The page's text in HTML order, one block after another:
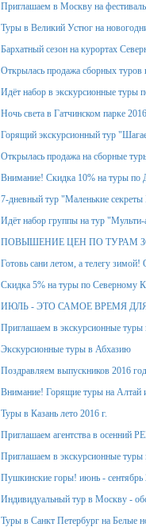
Приглашаем в Москву на
Туры в Великий Устюг на
Бархатный сезон на курортах
Открылась продажа сборных туров
Идёт набор в экскурсионные туры
Ночь света в Гатчинском парке
Горящий экскурсионный тур
Открылась продажа на сборные
Внимание! Скидка 10% на туры по
7-дневный тур "Маленькие
Идёт набор группы на тур
ПОВЫШЕНИЕ ЦЕН ПО ТУРАМ
Готовь сани летом, а
Скидка 5% на туры по Северному
ИЮЛЬ - ЭТО САМОЕ ВРЕМЯ
Приглашаем в экскурсионные
Экскурсионные туры в Абхазию
Поздравляем выпускников
Внимание! Горящие туры на Алтай
Туры в Казань лето 2016 г.
Приглашаем агентства в
Приглашаем в экскурсионные туры
Пушкинские горы! июнь - сентябрь
Индивидуальный тур в Москву -
Туры в Санкт Петербург на Белые